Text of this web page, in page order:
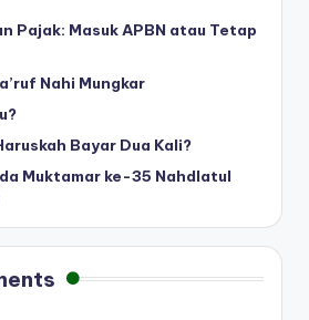
Pajak: Masuk APBN atau Tetap
Nahi Mungkar
Bayar Dua Kali?
Muktamar ke-35 Nahdlatul